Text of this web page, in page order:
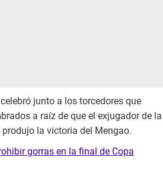
celebró junto a los torcedores que
a raíz de que el exjugador de la
la victoria del Mengao.
gorras en la final de Copa